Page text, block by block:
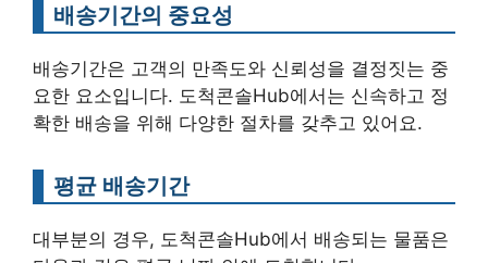
배송기간의 중요성
배송기간은 고객의 만족도와 신뢰성을 결정짓는 중
요한 요소입니다. 도척콘솔Hub에서는 신속하고 정
확한 배송을 위해 다양한 절차를 갖추고 있어요.
평균 배송기간
대부분의 경우, 도척콘솔Hub에서 배송되는 물품은